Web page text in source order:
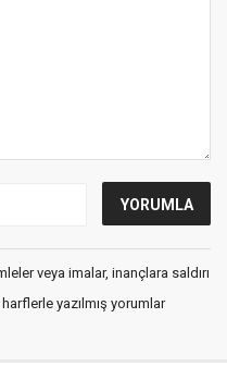
veya imalar, inançlara saldırı
yazılmış yorumlar